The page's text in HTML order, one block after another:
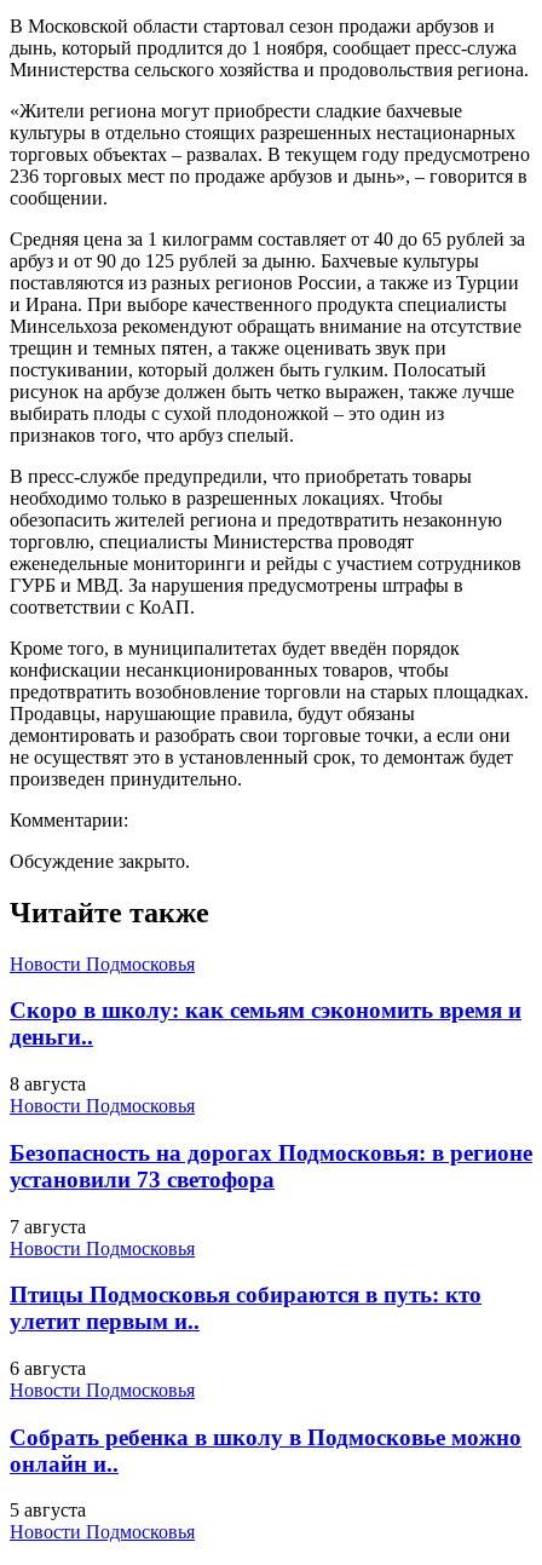
В Московской области стартовал сезон продажи арбузов и
дынь, который продлится до 1 ноября, сообщает пресс-служа
Министерства сельского хозяйства и продовольствия региона.
«Жители региона могут приобрести сладкие бахчевые
культуры в отдельно стоящих разрешенных нестационарных
торговых объектах – развалах. В текущем году предусмотрено
236 торговых мест по продаже арбузов и дынь», – говорится в
сообщении.
Средняя цена за 1 килограмм составляет от 40 до 65 рублей за
арбуз и от 90 до 125 рублей за дыню. Бахчевые культуры
поставляются из разных регионов России, а также из Турции
и Ирана. При выборе качественного продукта специалисты
Минсельхоза рекомендуют обращать внимание на отсутствие
трещин и темных пятен, а также оценивать звук при
постукивании, который должен быть гулким. Полосатый
рисунок на арбузе должен быть четко выражен, также лучше
выбирать плоды с сухой плодоножкой – это один из
признаков того, что арбуз спелый.
В пресс-службе предупредили, что приобретать товары
необходимо только в разрешенных локациях. Чтобы
обезопасить жителей региона и предотвратить незаконную
торговлю, специалисты Министерства проводят
еженедельные мониторинги и рейды с участием сотрудников
ГУРБ и МВД. За нарушения предусмотрены штрафы в
соответствии с КоАП.
Кроме того, в муниципалитетах будет введён порядок
конфискации несанкционированных товаров, чтобы
предотвратить возобновление торговли на старых площадках.
Продавцы, нарушающие правила, будут обязаны
демонтировать и разобрать свои торговые точки, а если они
не осуществят это в установленный срок, то демонтаж будет
произведен принудительно.
Комментарии:
Обсуждение закрыто.
Читайте также
Новости Подмосковья
Скоро в школу: как семьям сэкономить время и
деньги..
8 августа
Новости Подмосковья
Безопасность на дорогах Подмосковья: в регионе
установили 73 светофора
7 августа
Новости Подмосковья
Птицы Подмосковья собираются в путь: кто
улетит первым и..
6 августа
Новости Подмосковья
Собрать ребенка в школу в Подмосковье можно
онлайн и..
5 августа
Новости Подмосковья